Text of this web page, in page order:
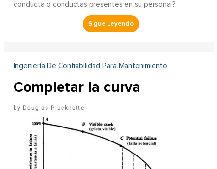
conducta o conductas presentes en su personal?
Ingeniería De Confiabilidad Para Mantenimiento
Completar la curva
Douglas Plucknette